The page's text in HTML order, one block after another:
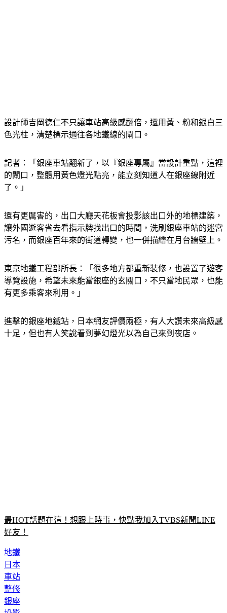
設計師吉岡德仁不只讓車站高級感翻倍，還用黃、粉和銀白三
記者：「銀座車站翻新了，以『銀座專屬』當設計重點，這裡
的閘口，整體用黃色燈光點亮，能立刻知道人在銀座線附近
還有更厲害的，出口大廳天花板會投影該出口外的地標建築，
讓外國遊客省去看指示牌找出口的時間，洗刷銀座車站的迷宮
東京地鐵工程部所長：「很多地方都重新裝修，也設置了遊客
導覽設施，希望未來能當銀座的玄關口，不只當地民眾，也能
進擊的銀座地鐵站，日本網友評價兩極，有人大讚未來高級感
最HOT話題在這！想跟上時事，快點我加入TVBS新聞LINE
地鐵
日本
車站
整修